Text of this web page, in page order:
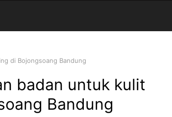
di Bojongsoang Bandung
badan untuk kulit
Bandung